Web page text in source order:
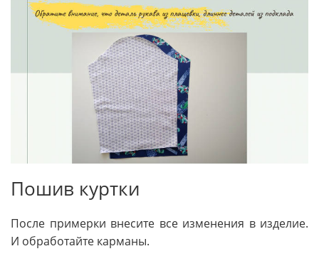
Пошив куртки
После примерки внесите все изменения в изделие.
И обработайте карманы.